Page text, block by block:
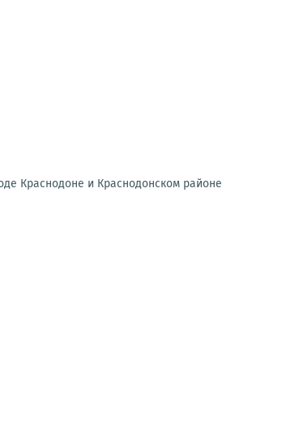
Краснодоне и Краснодонском районе